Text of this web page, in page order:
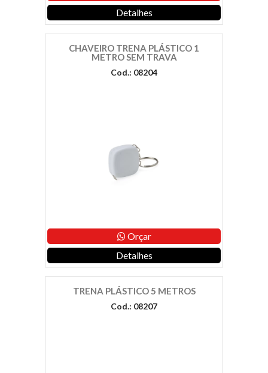
Detalhes
CHAVEIRO TRENA PLÁSTICO 1
METRO SEM TRAVA
Cod.: 08204
Orçar
Detalhes
TRENA PLÁSTICO 5 METROS
Cod.: 08207